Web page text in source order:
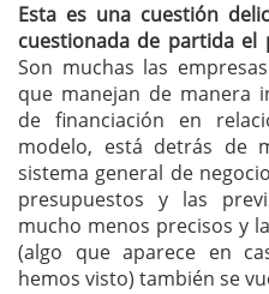
Esta es una cuestión
cuestionada de partida el
Son muchas las
que manejan de manera
de financiación en
modelo, está detrás de
sistema general de
presupuestos y las
mucho menos precisos y
(algo que aparece en
hemos visto) también se